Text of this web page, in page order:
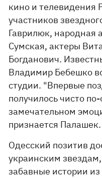
кино и телевидения
участников
Гаврилюк, народная
Сумская, актеры
Богданович.
Владимир Бебешко
студии. "Впервые
получилось чисто
замечательном
признается Палашек.
Одесский позитив
украинским
забавные истории